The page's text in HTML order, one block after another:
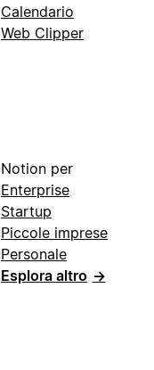
Calendario
Web Clipper
Notion per
Enterprise
Startup
Piccole imprese
Personale
Esplora altro →